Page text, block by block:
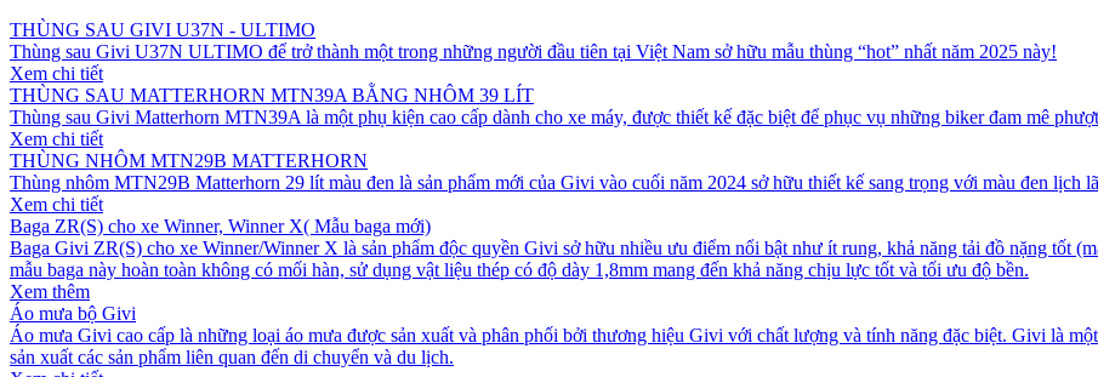
THÙNG SAU GIVI U37N - ULTIMO
Thùng sau Givi U37N ULTIMO để trở thành một trong những người đầu tiên tại Việt Nam sở hữu mẫu thùng “hot” nhất năm 2025 này!
Xem chi tiết
THÙNG SAU MATTERHORN MTN39A BẰNG NHÔM 39 LÍT
Thùng sau Givi Matterhorn MTN39A là một phụ kiện cao cấp dành cho xe máy, được thiết kế đặc biệt để phục vụ những biker đam mê
Xem chi tiết
THÙNG NHÔM MTN29B MATTERHORN
Thùng nhôm MTN29B Matterhorn 29 lít màu đen là sản phẩm mới của Givi vào cuối năm 2024 sở hữu thiết kế sang trọng với màu đen lịch
Xem chi tiết
Baga ZR(S) cho xe Winner, Winner X( Mẫu baga mới)
Baga Givi ZR(S) cho xe Winner/Winner X là sản phẩm độc quyền Givi sở hữu nhiều ưu điểm nổi bật như ít rung, khả năng tải đồ nặng tốt
mẫu baga này hoàn toàn không có mối hàn, sử dụng vật liệu thép có độ dày 1,8mm mang đến khả năng chịu lực tốt và tối ưu độ bền.
Xem thêm
Áo mưa bộ Givi
Áo mưa Givi cao cấp là những loại áo mưa được sản xuất và phân phối bởi thương hiệu Givi với chất lượng và tính năng đặc biệt. Givi là
sản xuất các sản phẩm liên quan đến di chuyển và du lịch.